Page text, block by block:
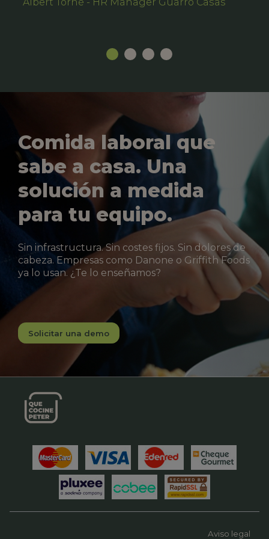
Comida laboral que
sabe a casa. Una
solución a medida
para tu equipo.
Sin infrastructura. Sin costes fijos. Sin dolores de
cabeza. Empresas como Danone o Griffith Foods
ya lo usan. ¿Te lo enseñamos?
Solicitar una demo
Aviso legal